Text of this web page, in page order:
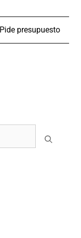
Pide presupuesto